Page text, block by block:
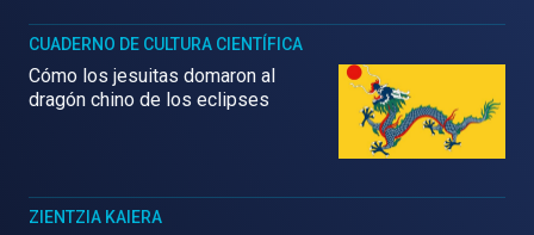
CUADERNO DE CULTURA CIENTÍFICA
Cómo los jesuitas domaron al
dragón chino de los eclipses
ZIENTZIA KAIERA